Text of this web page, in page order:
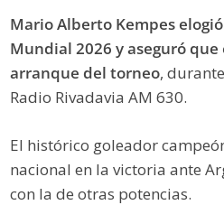
Mario Alberto Kempes
Mundial 2026 y aseguró
arranque del torneo,
Radio Rivadavia AM 630.
El histórico goleador
nacional en la victoria ante
con la de otras potencias.